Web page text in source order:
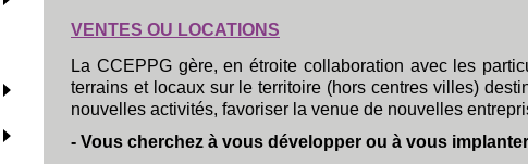
VENTES OU LOCATIONS
La CCEPPG gère, en étroite collaboration avec les
terrains et locaux sur le territoire (hors centres villes)
nouvelles activités, favoriser la venue de nouvelles
- Vous cherchez à vous développer ou à vous